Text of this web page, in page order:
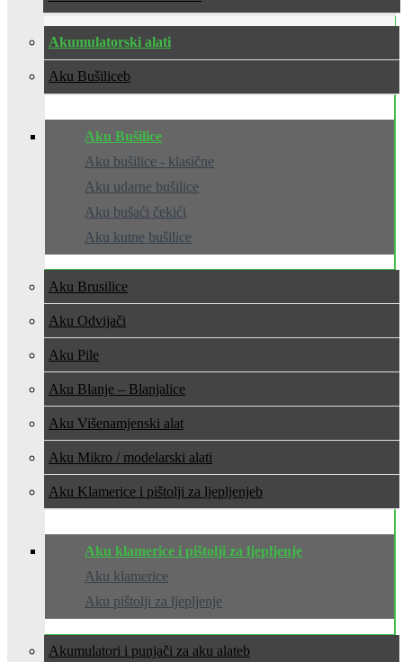
Akumulatorski alati
Aku Bušilice
Aku Bušilice
Aku bušilice - klasične
Aku udarne bušilice
Aku bušaći čekići
Aku kutne bušilice
Aku Brusilice
Aku Odvijači
Aku Pile
Aku Blanje – Blanjalice
Aku Višenamjenski alat
Aku Mikro / modelarski alati
Aku Klamerice i pištolji za ljepljenje
Aku klamerice i pištolji za ljepljenje
Aku klamerice
Aku pištolji za ljepljenje
Akumulatori i punjači za aku alate